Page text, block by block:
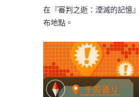
在『審判之逝：湮滅的記憶
布地點。